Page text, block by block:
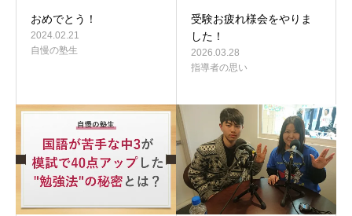
おめでとう！
2024.02.21
自慢の塾生
受験お疲れ様会をやりま
した！
2026.03.28
指導者の思い